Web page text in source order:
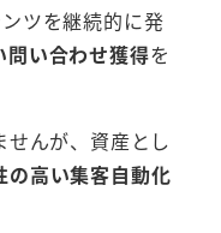
ツを継続的に発
い合わせ獲得を
せんが、資産とし
の高い集客自動化